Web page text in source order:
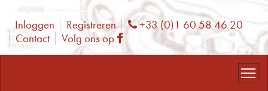
Inloggen Registreren Phone
+33 (0)1 60 58 46 20
Contact
Volg ons op Facebook